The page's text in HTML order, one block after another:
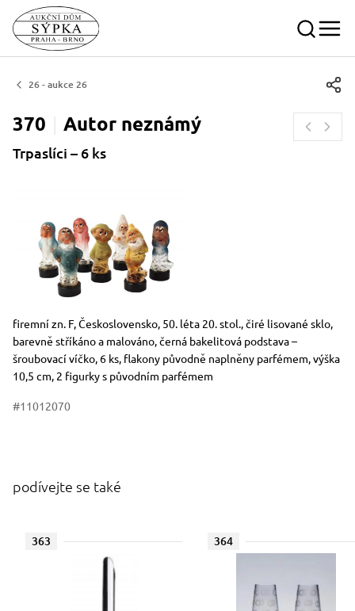
26 - aukce 26
370 Autor neznámý
Trpaslíci – 6 ks
Rozměry
Stručný popis předmětu
firemní zn. F, Československo, 50. léta 20. stol., čiré lisované sklo,
barevně stříkáno a malováno, černá bakelitová podstava –
šroubovací víčko, 6 ks, flakony původně naplněny parfémem, výška
10,5 cm, 2 figurky s původním parfémem
#11012070
podívejte se také
363 364